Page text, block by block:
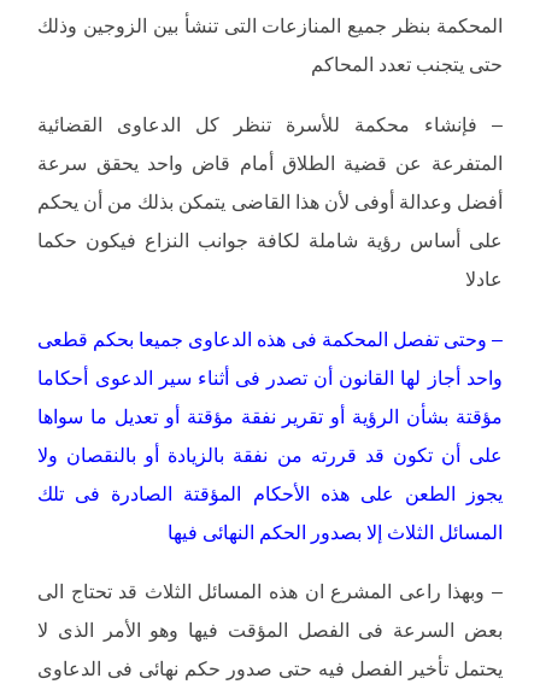
المحكمة بنظر جميع المنازعات التى تنشأ بين الزوجين وذلك
حتى يتجنب تعدد المحاكم
– فإنشاء محكمة للأسرة تنظر كل الدعاوى القضائية
المتفرعة عن قضية الطلاق أمام قاض واحد يحقق سرعة
أفضل وعدالة أوفى لأن هذا القاضى يتمكن بذلك من أن يحكم
على أساس رؤية شاملة لكافة جوانب النزاع فيكون حكما
عادلا
– وحتى تفصل المحكمة فى هذه الدعاوى جميعا بحكم قطعى
واحد أجاز لها القانون أن تصدر فى أثناء سير الدعوى أحكاما
مؤقتة بشأن الرؤية أو تقرير نفقة مؤقتة أو تعديل ما سواها
على أن تكون قد قررته من نفقة بالزيادة أو بالنقصان ولا
يجوز الطعن على هذه الأحكام المؤقتة الصادرة فى تلك
المسائل الثلاث إلا بصدور الحكم النهائى فيها
– وبهذا راعى المشرع ان هذه المسائل الثلاث قد تحتاج الى
بعض السرعة فى الفصل المؤقت فيها وهو الأمر الذى لا
يحتمل تأخير الفصل فيه حتى صدور حكم نهائى فى الدعاوى